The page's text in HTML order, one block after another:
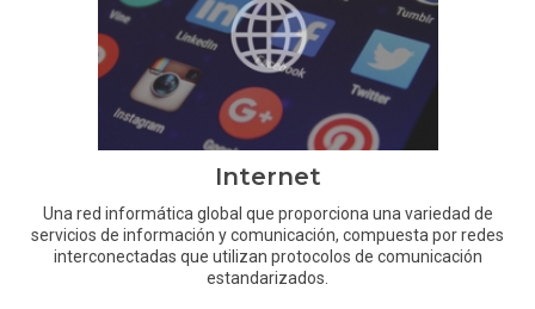
Internet
Una red informática global que proporciona una variedad de
servicios de información y comunicación, compuesta por redes
interconectadas que utilizan protocolos de comunicación
estandarizados.